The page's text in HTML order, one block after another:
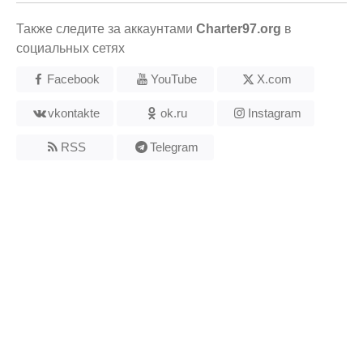
Также следите за аккаунтами Charter97.org в
социальных сетях
Facebook YouTube X.com
vkontakte ok.ru Instagram
RSS Telegram